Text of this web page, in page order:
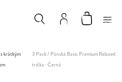
krátkým
3 Pack / Pánská Basic Premium Relaxed
trička · Černá